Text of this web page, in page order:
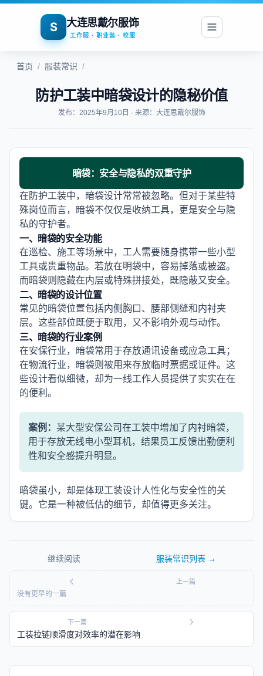
S 大连思戴尔服饰
工作服 · 职业装 · 校服
首页 / 服装常识 /
防护工装中暗袋设计的隐秘价值
发布：2025年9月10日 · 来源：大连思戴尔服饰
暗袋：安全与隐私的双重守护
在防护工装中，暗袋设计常常被忽略。但对于某些特
殊岗位而言，暗袋不仅仅是收纳工具，更是安全与隐
私的守护者。
一、暗袋的安全功能
在巡检、施工等场景中，工人需要随身携带一些小型
工具或贵重物品。若放在明袋中，容易掉落或被盗。
而暗袋则隐藏在内层或特殊拼接处，既隐蔽又安全。
二、暗袋的设计位置
常见的暗袋位置包括内侧胸口、腰部侧缝和内衬夹
层。这些部位既便于取用，又不影响外观与动作。
三、暗袋的行业案例
在安保行业，暗袋常用于存放通讯设备或应急工具；
在物流行业，暗袋则被用来存放临时票据或证件。这
些设计看似细微，却为一线工作人员提供了实实在在
的便利。
案例： 某大型安保公司在工装中增加了内衬暗袋，
用于存放无线电小型耳机，结果员工反馈出勤便利
性和安全感提升明显。
暗袋虽小，却是体现工装设计人性化与安全性的关
键。它是一种被低估的细节，却值得更多关注。
继续阅读 服装常识列表 →
上一篇
没有更早的一篇
下一篇
工装拉链顺滑度对效率的潜在影响